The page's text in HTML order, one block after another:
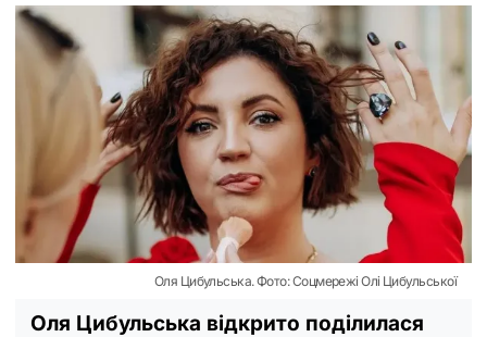
Оля Цибульська. Фото: Соцмережі Олі Цибульської
Оля Цибульська відкрито поділилася